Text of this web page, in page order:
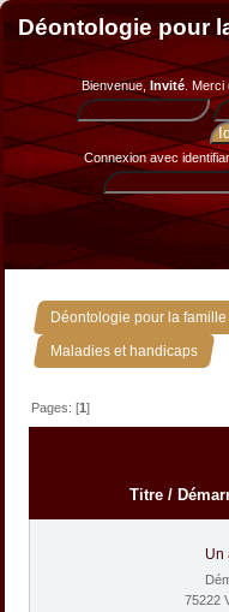
Déontologie pour
Bienvenue, Invité.
Connexion avec
Déontologie pour la famille
Maladies et handicaps
Pages: [1]
Titre /
Un
75222